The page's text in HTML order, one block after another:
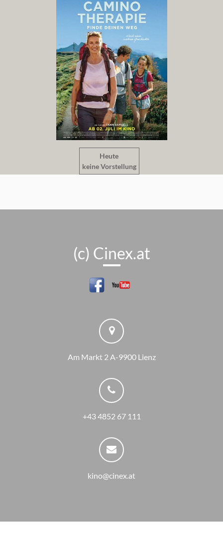
Heute
keine Vorstellung
(c) Cinex.at
Am Markt 2 A-9900 Lienz
+43 4852 67 111
kino@cinex.at